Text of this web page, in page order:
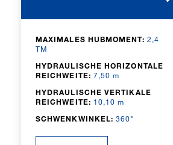
MAXIMALES HUBMOMENT: 2,4
TM
HYDRAULISCHE HORIZONTALE
REICHWEITE: 7,50 m
HYDRAULISCHE VERTIKALE
REICHWEITE: 10,10 m
SCHWENKWINKEL: 360°